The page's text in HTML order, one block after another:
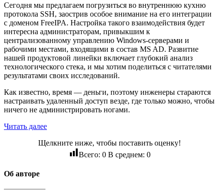
Сегодня мы предлагаем погрузиться во внутреннюю кухню
протокола SSH, заострив особое внимание на его интеграции
с доменом FreeIPA. Настройка такого взаимодействия будет
интересна администраторам, привыкшим к
централизованному управлению Windows-серверами и
рабочими местами, входящими в состав MS AD. Развитие
нашей продуктовой линейки включает глубокий анализ
технологического стека, и мы хотим поделиться с читателями
результатами своих исследований.
Как известно, время — деньги, поэтому инженеры стараются
настраивать удаленный доступ везде, где только можно, чтобы
ничего не администрировать ногами.
Читать далее
Щелкните ниже, чтобы поставить оценку!
Всего: 0В среднем: 0
Об авторе